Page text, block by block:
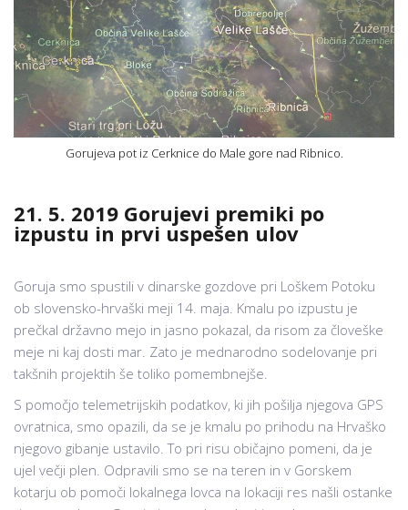
Gorujeva pot iz Cerknice do Male gore nad Ribnico.
21. 5. 2019 Gorujevi premiki po
izpustu in prvi uspešen ulov
Goruja smo spustili v dinarske gozdove pri Loškem Potoku
ob slovensko-hrvaški meji 14. maja. Kmalu po izpustu je
prečkal državno mejo in jasno pokazal, da risom za človeške
meje ni kaj dosti mar. Zato je mednarodno sodelovanje pri
takšnih projektih še toliko pomembnejše.
S pomočjo telemetrijskih podatkov, ki jih pošilja njegova GPS
ovratnica, smo opazili, da se je kmalu po prihodu na Hrvaško
njegovo gibanje ustavilo. To pri risu običajno pomeni, da je
ujel večji plen. Odpravili smo se na teren in v Gorskem
kotarju ob pomoči lokalnega lovca na lokaciji res našli ostanke